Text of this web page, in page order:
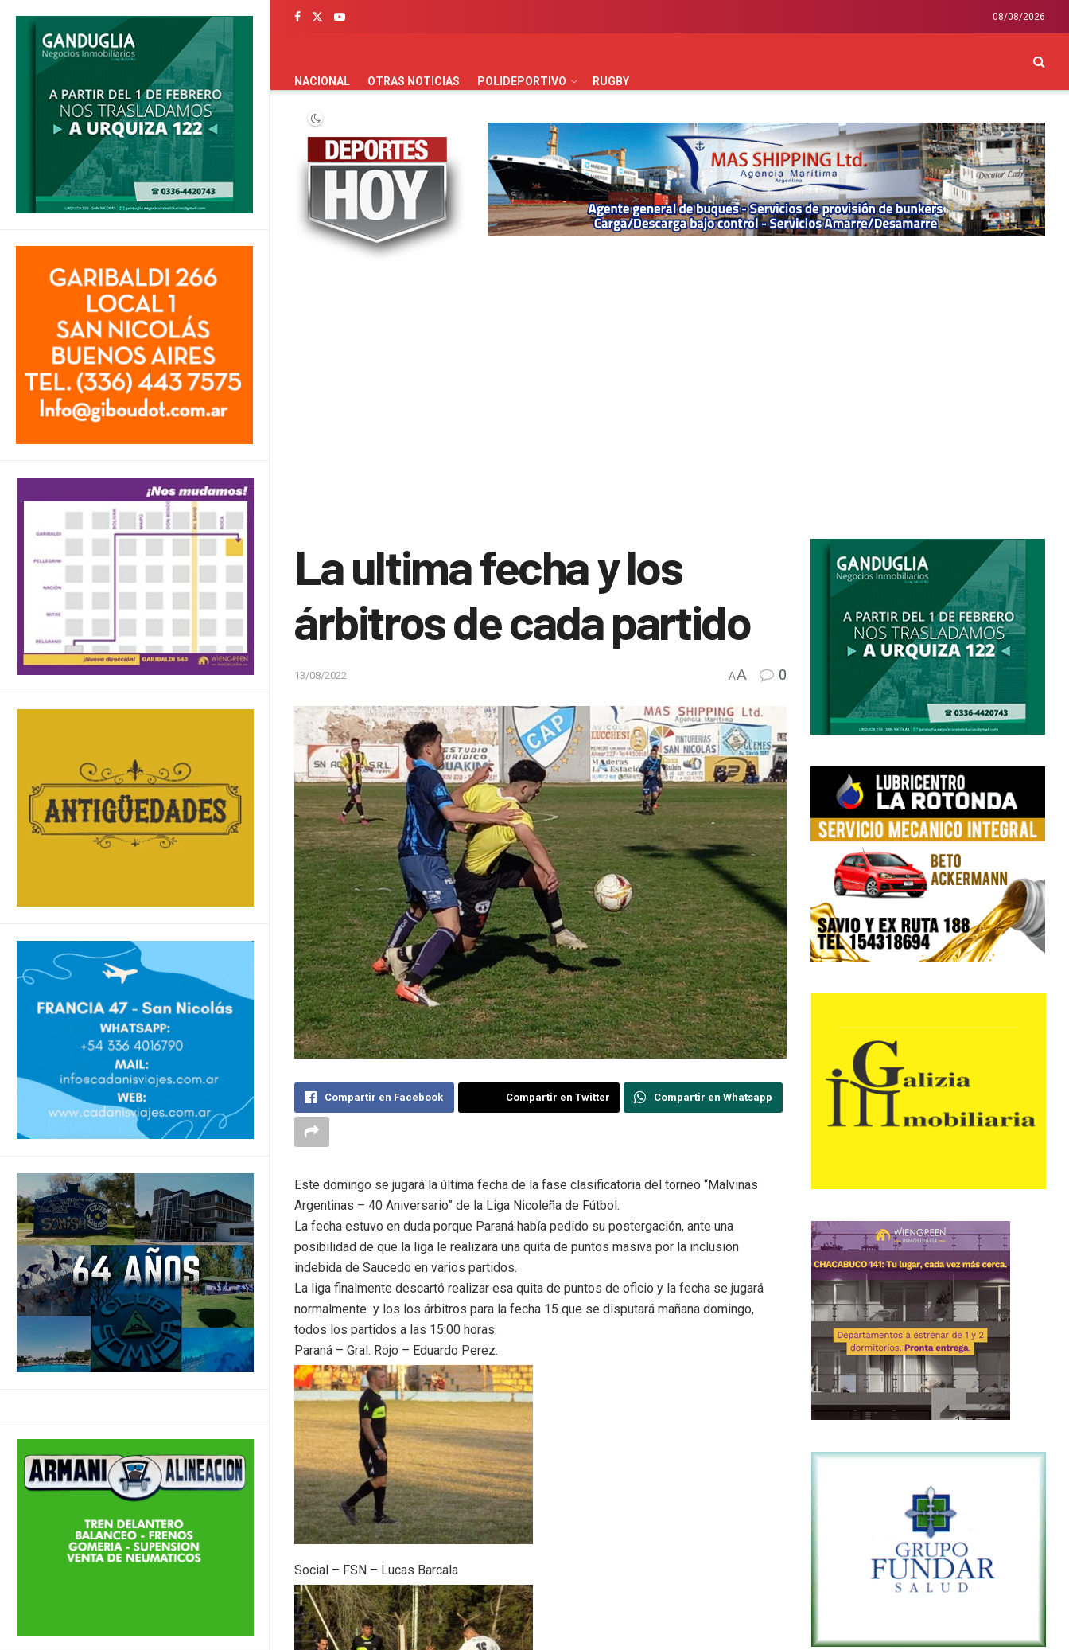
08/08/2026
PORTADA
NACIONAL OTRAS NOTICIAS POLIDEPORTIVO RUGBY
La ultima fecha y los
árbitros de cada partido
13/08/2022 AA 0
Compartir en Facebook Compartir en Twitter Compartir en Whatsapp
Este domingo se jugará la última fecha de la fase clasificatoria del torneo “Malvinas
Argentinas – 40 Aniversario” de la Liga Nicoleña de Fútbol.
La fecha estuvo en duda porque Paraná había pedido su postergación, ante una
posibilidad de que la liga le realizara una quita de puntos masiva por la inclusión
indebida de Saucedo en varios partidos.
La liga finalmente descartó realizar esa quita de puntos de oficio y la fecha se jugará
normalmente y los los árbitros para la fecha 15 que se disputará mañana domingo,
todos los partidos a las 15:00 horas.
Paraná – Gral. Rojo – Eduardo Perez.
Social – FSN – Lucas Barcala